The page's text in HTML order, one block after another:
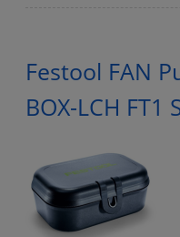
Festool FAN
BOX-LCH FT1